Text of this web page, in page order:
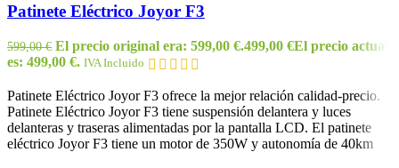
Patinete Eléctrico Joyor F3
599,00€ El precio original era: 599,00 €.499,00 €El precio actual
es: 499,00 €. IVA Incluido
Patinete Eléctrico Joyor F3 ofrece la mejor relación calidad-precio.
Patinete Eléctrico Joyor F3 tiene suspensión delantera y luces
delanteras y traseras alimentadas por la pantalla LCD. El patinete
eléctrico Joyor F3 tiene un motor de 350W y autonomía de 40km